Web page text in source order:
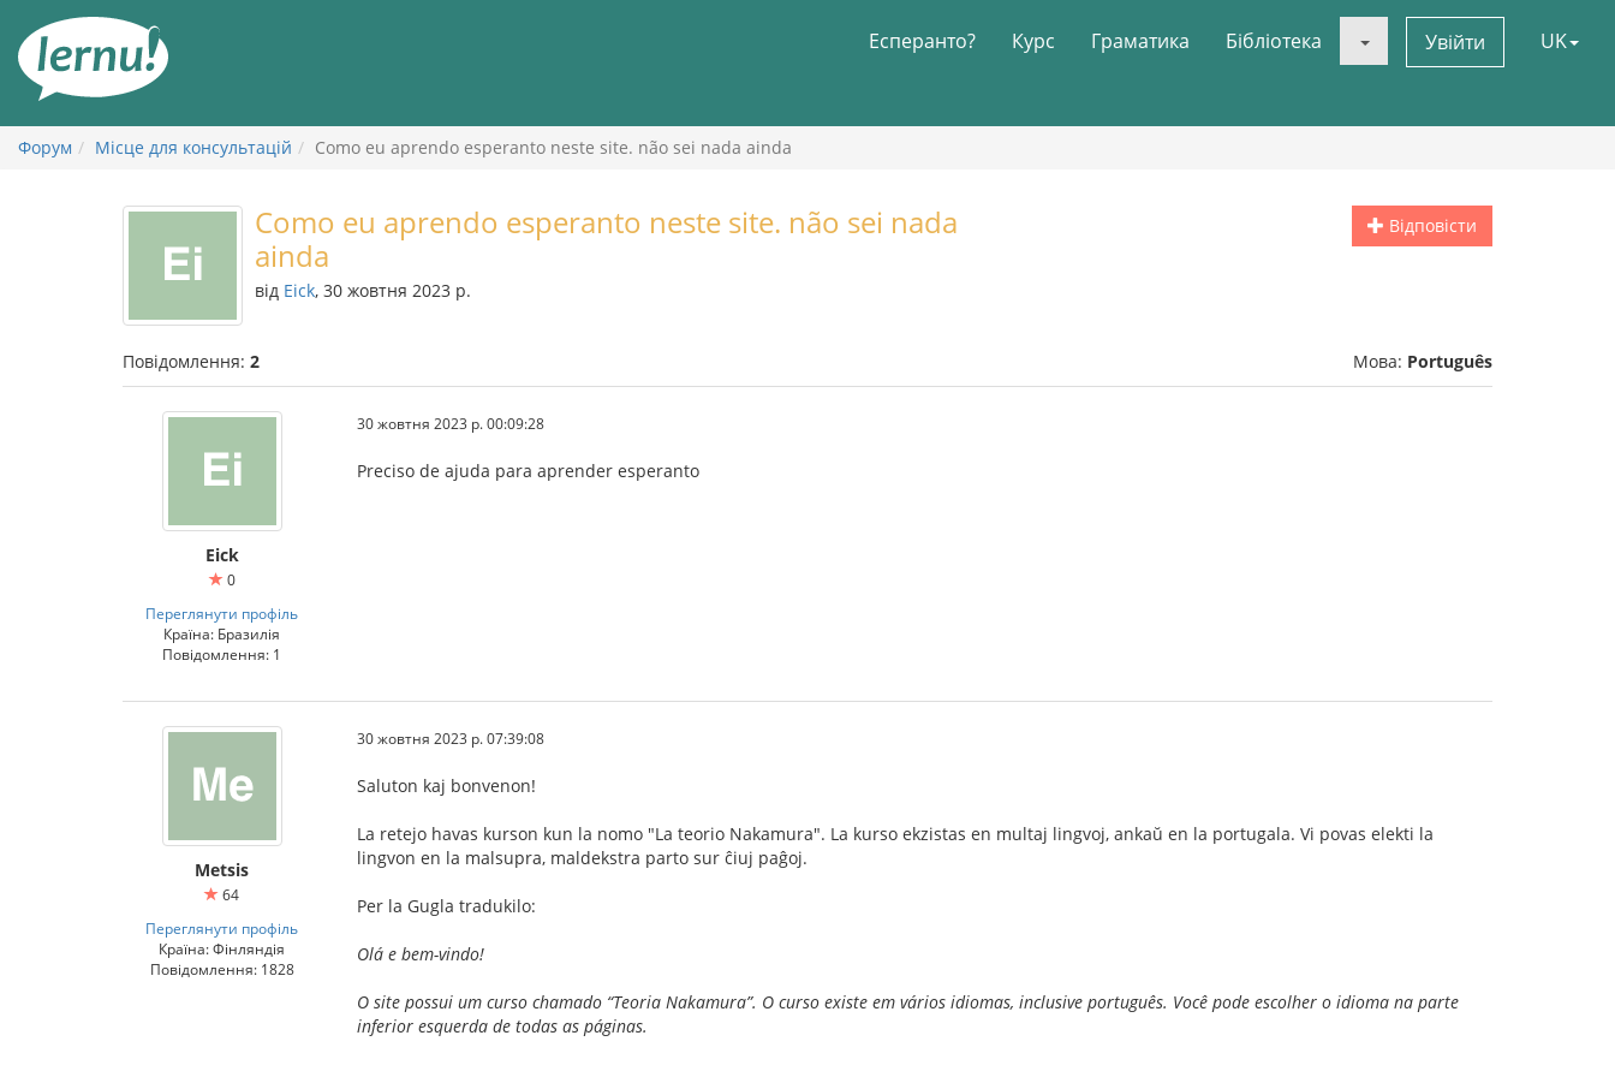
змісту
Есперанто? Курс Граматика Бібліотека Увійти UK
Форум Місце для консультацій Como eu aprendo esperanto neste site. não sei nada ainda
Відповісти
Como eu aprendo esperanto neste site. não sei nada
ainda
від Eick, 30 жовтня 2023 р.
Повідомлення: 2 Мова: Português
Eick
0
Переглянути профіль
Країна: Бразилія
Повідомлення: 1
30 жовтня 2023 р. 00:09:28
Preciso de ajuda para aprender esperanto
Metsis
64
Переглянути профіль
Країна: Фінляндія
Повідомлення: 1828
30 жовтня 2023 р. 07:39:08
Saluton kaj bonvenon!
La retejo havas kurson kun la nomo "La teorio Nakamura". La kurso ekzistas en multaj lingvoj, ankaŭ en la portugala. Vi povas elekti la
lingvon en la malsupra, maldekstra parto sur ĉiuj paĝoj.
Per la Gugla tradukilo:
Olá e bem-vindo!
O site possui um curso chamado “Teoria Nakamura”. O curso existe em vários idiomas, inclusive português. Você pode escolher o idioma na parte
inferior esquerda de todas as páginas.